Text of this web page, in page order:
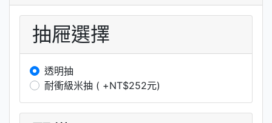
抽屜選擇
透明抽
耐衝級米抽 ( +NT$252元)